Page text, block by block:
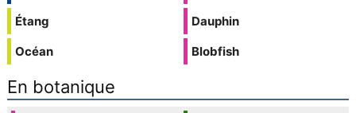
Étang
Océan
Dauphin
Blobfish
En botanique